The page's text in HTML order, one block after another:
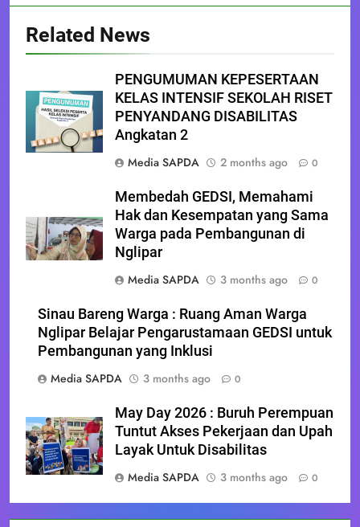
Related News
PENGUMUMAN KEPESERTAAN
KELAS INTENSIF SEKOLAH RISET
PENYANDANG DISABILITAS
Angkatan 2
Media SAPDA
2 months ago 0
Membedah GEDSI, Memahami
Hak dan Kesempatan yang Sama
Warga pada Pembangunan di
Nglipar
Media SAPDA
3 months ago 0
Sinau Bareng Warga : Ruang Aman Warga
Nglipar Belajar Pengarustamaan GEDSI untuk
Pembangunan yang Inklusi
Media SAPDA
3 months ago 0
May Day 2026 : Buruh Perempuan
Tuntut Akses Pekerjaan dan Upah
Layak Untuk Disabilitas
Media SAPDA
3 months ago 0